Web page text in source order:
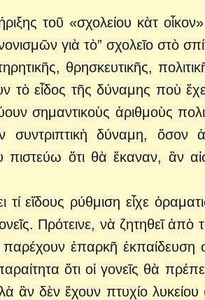
τοῦ «σχολείου κὰτ
γιὰ τὸ” σχολεῖο στὸ
θρησκευτικῆς,
εἶδος τῆς δύναμης ποὺ
σημαντικοὺς ἀριθμοὺς
συντριπτικὴ δύναμη, ὅσον
ὅτι θὰ ἔκαναν, ἂν
εἴδους ρύθμιση εἶχε
Πρότεινε, νὰ ζητηθεῖ ἀπὸ
ἐπαρκῆ ἐκπαίδευση
ὅτι οἱ γονεῖς θὰ
ἂν δὲν ἔχουν πτυχίο λυκείου